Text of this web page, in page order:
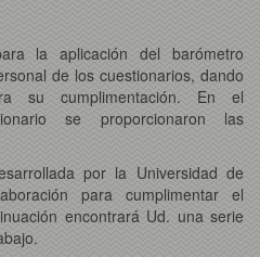
la aplicación del barómetro
de los cuestionarios, dando
su cumplimentación. En el
se proporcionaron las
por la Universidad de
para cumplimentar el
encontrará Ud. una serie